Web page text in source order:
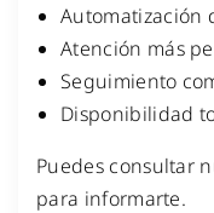
Automatización
Atención más
Seguimiento
Disponibilidad
Puedes consultar
para informarte.